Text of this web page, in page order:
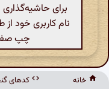
برای حاشیه‌گذاری
نام کاربری خود
چپ
خانه
کدهای